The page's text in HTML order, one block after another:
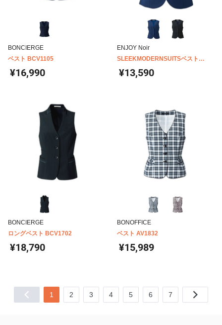
BONCIERGE
ベスト BCV1105
¥16,990
ENJOY Noir
SLEEKMODERNSUITSベスト
NAV003
¥13,590
BONCIERGE
ロングベスト BCV1702
¥18,790
BONOFFICE
ベスト AV1832
¥15,989
1 2 3 4 5 6 7